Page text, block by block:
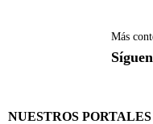
Más
NUESTROS PORTALES